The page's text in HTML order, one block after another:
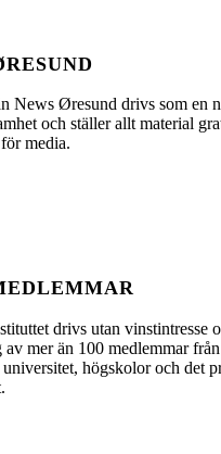
News Øresund drivs som en
och ställer allt material
media.
drivs utan vinst­intresse
mer än 100 medlemmar
högskolor och det